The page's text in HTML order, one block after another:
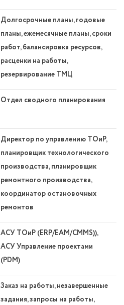
Долгосрочные планы, годовые
планы, ежемесячные планы, сроки
работ, балансировка ресурсов,
расценки на работы,
резервирование ТМЦ
Отдел сводного планирования
Директор по управлению ТОиР,
планировщик технологического
производства, планировщик
ремонтного производства,
координатор остановочных
ремонтов
АСУ ТОиР (ERP/EAM/CMMS)),
АСУ Управление проектами
(PDM)
Заказ на работы, незавершенные
задания, запросы на работы,